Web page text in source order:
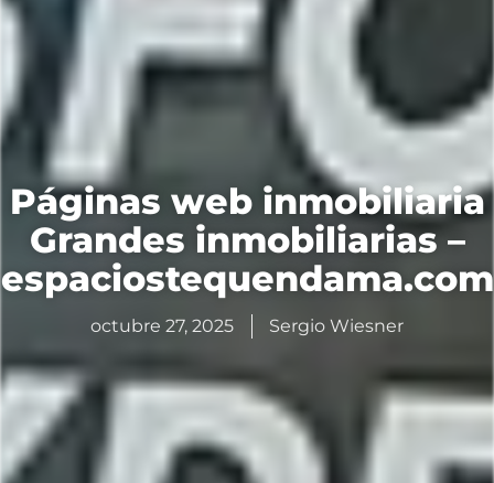
Páginas web inmobiliaria
Grandes inmobiliarias –
espaciostequendama.com
octubre 27, 2025 Sergio Wiesner